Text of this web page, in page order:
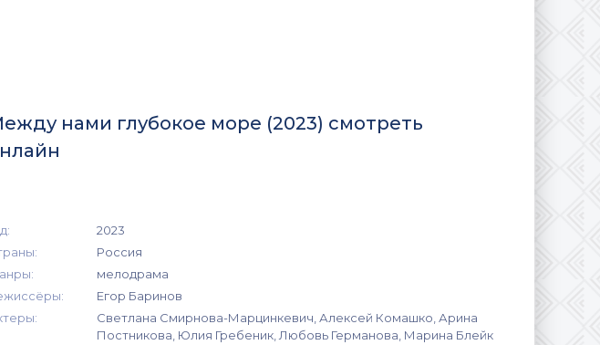
нами глубокое море (2023) смотреть
2023
Россия
мелодрама
Егор Баринов
Светлана Смирнова-Марцинкевич, Алексей Комашко, Арина
Постникова, Юлия Гребеник, Любовь Германова, Марина Блейк